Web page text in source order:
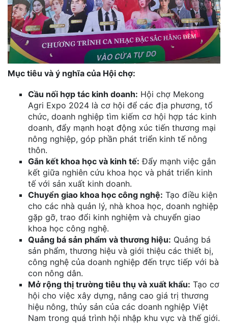
Mục tiêu và ý nghĩa của Hội chợ:
Cầu nối hợp tác kinh doanh: Hội chợ Mekong
Agri Expo 2024 là cơ hội để các địa phương, tổ
chức, doanh nghiệp tìm kiếm cơ hội hợp tác kinh
doanh, đẩy mạnh hoạt động xúc tiến thương mại
nông nghiệp, góp phần phát triển kinh tế nông
thôn.
Gắn kết khoa học và kinh tế: Đẩy mạnh việc gắn
kết giữa nghiên cứu khoa học và phát triển kinh
tế với sản xuất kinh doanh.
Chuyển giao khoa học công nghệ: Tạo điều kiện
cho các nhà quản lý, nhà khoa học, doanh nghiệp
gặp gỡ, trao đổi kinh nghiệm và chuyển giao
khoa học công nghệ.
Quảng bá sản phẩm và thương hiệu: Quảng bá
sản phẩm, thương hiệu và giới thiệu các thiết bị,
công nghệ của doanh nghiệp đến trực tiếp với bà
con nông dân.
Mở rộng thị trường tiêu thụ và xuất khẩu: Tạo cơ
hội cho việc xây dựng, nâng cao giá trị thương
hiệu nông, thủy sản của các doanh nghiệp Việt
Nam trong quá trình hội nhập khu vực và thế giới.